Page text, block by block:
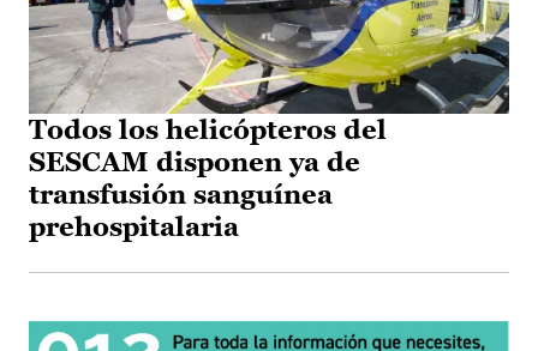
Todos los helicópteros del
SESCAM disponen ya de
transfusión sanguínea
prehospitalaria